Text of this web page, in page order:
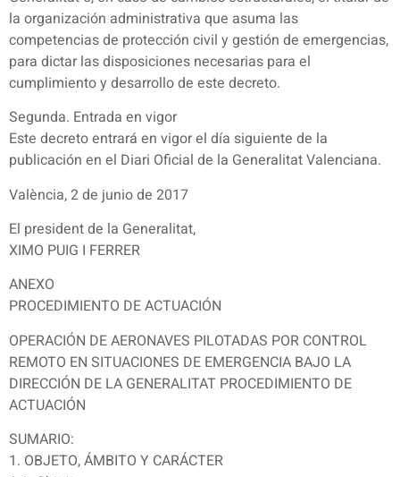
la organización administrativa que asuma las
competencias de protección civil y gestión de emergencias,
para dictar las disposiciones necesarias para el
cumplimiento y desarrollo de este decreto.
Segunda. Entrada en vigor
Este decreto entrará en vigor el día siguiente de la
publicación en el Diari Oficial de la Generalitat Valenciana.
València, 2 de junio de 2017
El president de la Generalitat,
XIMO PUIG I FERRER
ANEXO
PROCEDIMIENTO DE ACTUACIÓN
OPERACIÓN DE AERONAVES PILOTADAS POR CONTROL
REMOTO EN SITUACIONES DE EMERGENCIA BAJO LA
DIRECCIÓN DE LA GENERALITAT PROCEDIMIENTO DE
ACTUACIÓN
SUMARIO:
1. OBJETO, ÁMBITO Y CARÁCTER